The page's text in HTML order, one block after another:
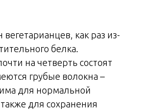
как раз из-
белка.
на четверть состоят
грубые волокна –
для нормальной
для сохранения